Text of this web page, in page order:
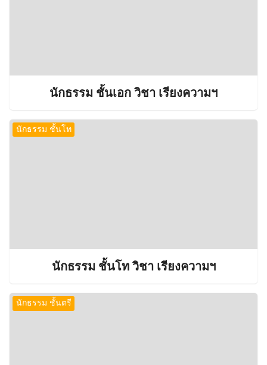
นักธรรม ชั้นเอก วิชา เรียงความฯ
นักธรรม ชั้นโท
นักธรรม ชั้นโท วิชา เรียงความฯ
นักธรรม ชั้นตรี